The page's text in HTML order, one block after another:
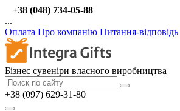
+38 (048) 734-05-88
...
Оплата Про компанію Питання-відповідь
Бізнес сувеніри власного виробництва
+38 (097) 629-31-80